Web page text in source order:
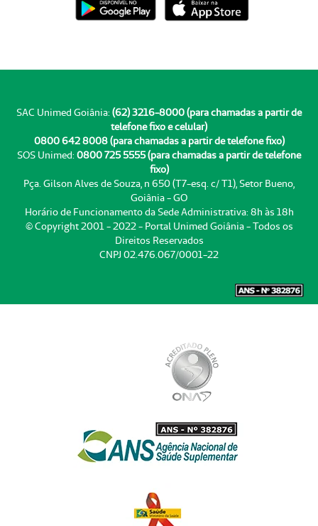
SAC Unimed Goiânia: (62) 3216-8000 (para chamadas a partir de
telefone fixo e celular)
0800 642 8008 (para chamadas a partir de telefone fixo)
SOS Unimed: 0800 725 5555 (para chamadas a partir de telefone
fixo)
Pça. Gilson Alves de Souza, n 650 (T7-esq. c/ T1), Setor Bueno,
Goiânia - GO
Horário de Funcionamento da Sede Administrativa: 8h às 18h
© Copyright 2001 - 2022 - Portal Unimed Goiânia - Todos os
Direitos Reservados
CNPJ 02.476.067/0001-22